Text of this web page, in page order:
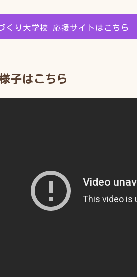
くり大学校 応援サイトはこちら
子はこちら